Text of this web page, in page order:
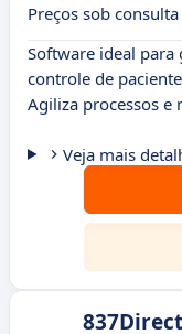
Preços sob consulta
Software ideal para
controle de
Agiliza processos e
Veja mais
837Direct